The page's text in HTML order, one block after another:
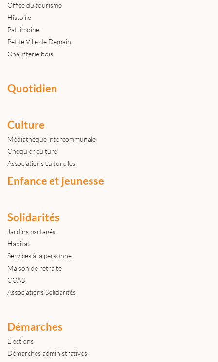
Office du tourisme
Histoire
Patrimoine
Petite Ville de Demain
Chaufferie bois
Quotidien
Culture
Médiathèque intercommunale
Chéquier culturel
Associations culturelles
Enfance et jeunesse
Solidarités
Jardins partagés
Habitat
Services à la personne
Maison de retraite
CCAS
Associations Solidarités
Démarches
Élections
Démarches administratives